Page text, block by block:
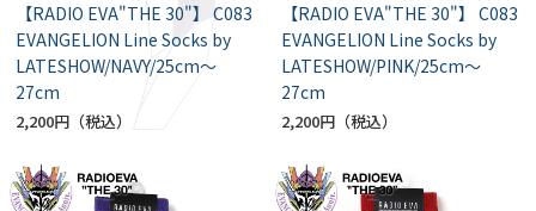
【RADIO EVA"THE 30"】 C083
EVANGELION Line Socks by
LATESHOW/NAVY/25cm～
27cm
2,200円
【RADIO EVA"THE 30"】 C083
EVANGELION Line Socks by
LATESHOW/PINK/25cm～
27cm
2,200円